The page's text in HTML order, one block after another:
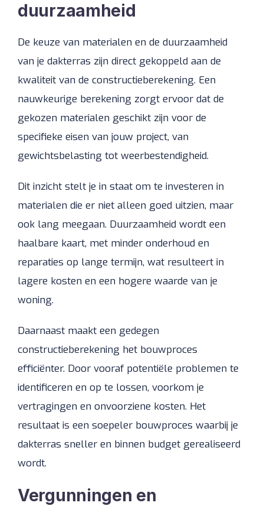
duurzaamheid
De keuze van materialen en de duurzaamheid
van je dakterras zijn direct gekoppeld aan de
kwaliteit van de constructieberekening. Een
nauwkeurige berekening zorgt ervoor dat de
gekozen materialen geschikt zijn voor de
specifieke eisen van jouw project, van
gewichtsbelasting tot weerbestendigheid.
Dit inzicht stelt je in staat om te investeren in
materialen die er niet alleen goed uitzien, maar
ook lang meegaan. Duurzaamheid wordt een
haalbare kaart, met minder onderhoud en
reparaties op lange termijn, wat resulteert in
lagere kosten en een hogere waarde van je
woning.
Daarnaast maakt een gedegen
constructieberekening het bouwproces
efficiënter. Door vooraf potentiële problemen te
identificeren en op te lossen, voorkom je
vertragingen en onvoorziene kosten. Het
resultaat is een soepeler bouwproces waarbij je
dakterras sneller en binnen budget gerealiseerd
wordt.
Vergunningen en